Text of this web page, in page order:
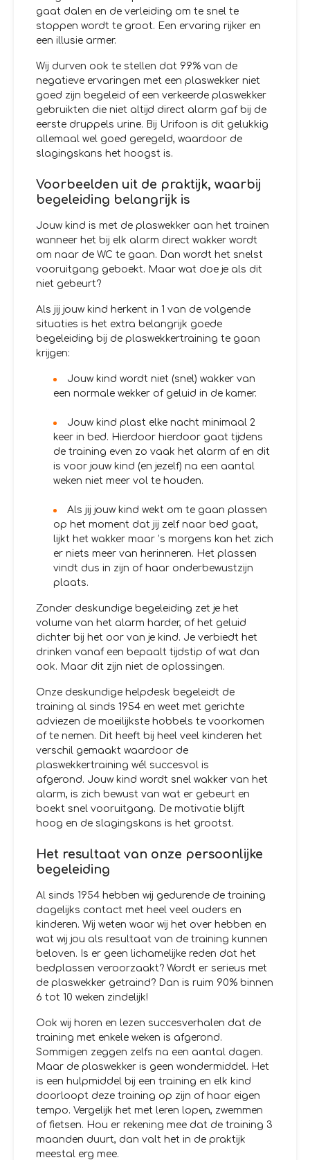
gaat dalen en de verleiding om te snel te
stoppen wordt te groot. Een ervaring rijker en
een illusie armer.
Wij durven ook te stellen dat 99% van de
negatieve ervaringen met een plaswekker niet
goed zijn begeleid of een verkeerde plaswekker
gebruikten die niet altijd direct alarm gaf bij de
eerste druppels urine. Bij Urifoon is dit gelukkig
allemaal wel goed geregeld, waardoor de
slagingskans het hoogst is.
Voorbeelden uit de praktijk, waarbij
begeleiding belangrijk is
Jouw kind is met de plaswekker aan het trainen
wanneer het bij elk alarm direct wakker wordt
om naar de WC te gaan. Dan wordt het snelst
vooruitgang geboekt. Maar wat doe je als dit
niet gebeurt?
Als jij jouw kind herkent in 1 van de volgende
situaties is het extra belangrijk goede
begeleiding bij de plaswekkertraining te gaan
krijgen:
Jouw kind wordt niet (snel) wakker van
een normale wekker of geluid in de kamer.
Jouw kind plast elke nacht minimaal 2
keer in bed. Hierdoor hierdoor gaat tijdens
de training even zo vaak het alarm af en dit
is voor jouw kind (en jezelf) na een aantal
weken niet meer vol te houden.
Als jij jouw kind wekt om te gaan plassen
op het moment dat jij zelf naar bed gaat,
lijkt het wakker maar ’s morgens kan het zich
er niets meer van herinneren. Het plassen
vindt dus in zijn of haar onderbewustzijn
plaats.
Zonder deskundige begeleiding zet je het
volume van het alarm harder, of het geluid
dichter bij het oor van je kind. Je verbiedt het
drinken vanaf een bepaalt tijdstip of wat dan
ook. Maar dit zijn niet de oplossingen.
Onze deskundige helpdesk begeleidt de
training al sinds 1954 en weet met gerichte
adviezen de moeilijkste hobbels te voorkomen
of te nemen. Dit heeft bij heel veel kinderen het
verschil gemaakt waardoor de
plaswekkertraining wél succesvol is
afgerond. Jouw kind wordt snel wakker van het
alarm, is zich bewust van wat er gebeurt en
boekt snel vooruitgang. De motivatie blijft
hoog en de slagingskans is het grootst.
Het resultaat van onze persoonlijke
begeleiding
Al sinds 1954 hebben wij gedurende de training
dagelijks contact met heel veel ouders en
kinderen. Wij weten waar wij het over hebben en
wat wij jou als resultaat van de training kunnen
beloven. Is er geen lichamelijke reden dat het
bedplassen veroorzaakt? Wordt er serieus met
de plaswekker getraind? Dan is ruim 90% binnen
6 tot 10 weken zindelijk!
Ook wij horen en lezen succesverhalen dat de
training met enkele weken is afgerond.
Sommigen zeggen zelfs na een aantal dagen.
Maar de plaswekker is geen wondermiddel. Het
is een hulpmiddel bij een training en elk kind
doorloopt deze training op zijn of haar eigen
tempo. Vergelijk het met leren lopen, zwemmen
of fietsen. Hou er rekening mee dat de training 3
maanden duurt, dan valt het in de praktijk
meestal erg mee.